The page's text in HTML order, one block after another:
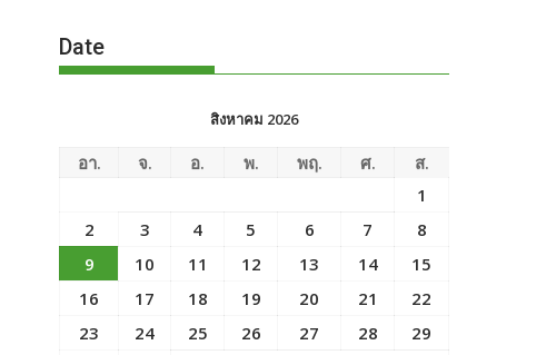
Date
สิงหาคม 2026
อา. จ. อ. พ. พฤ. ศ.
ส.
1
2
3 4 5 6 7
8
9
10 11 12 13 14
15
16
17 18 19 20 21
22
23
24 25 26 27 28
29